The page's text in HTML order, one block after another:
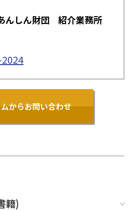
籍)
んしん財団 紹介業務所
からお問い合わせ